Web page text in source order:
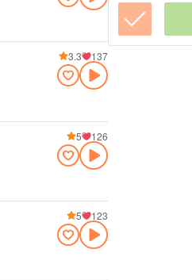
3.3 137
5 126
5 123